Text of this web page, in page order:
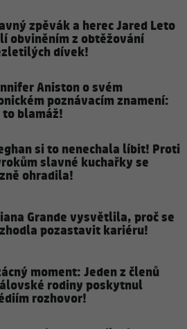
zpěvák a herec Jared Leto
obviněním z obtěžování
dívek!
Aniston o svém
poznávacím znamení:
to blamáž!
si to nenechala líbit! Proti
slavné kuchařky se
ohradila!
Grande vysvětlila, proč se
pozastavit kariéru!
moment: Jeden z členů
rodiny poskytnul
rozhovor!